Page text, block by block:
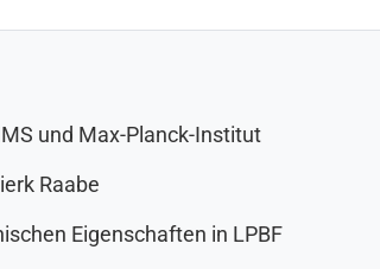
und Max-Planck-Institut
Raabe
Eigenschaften in LPBF